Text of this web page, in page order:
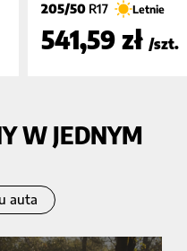
205/50 R17 Letnie
541,59 zł /szt.
W JEDNYM
auta